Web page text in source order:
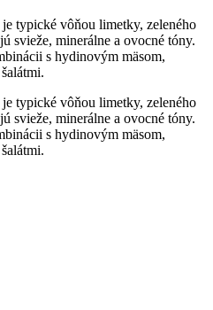
typické vôňou limetky, zeleného
svieže, minerálne a ovocné tóny.
s hydinovým mäsom,
typické vôňou limetky, zeleného
svieže, minerálne a ovocné tóny.
s hydinovým mäsom,